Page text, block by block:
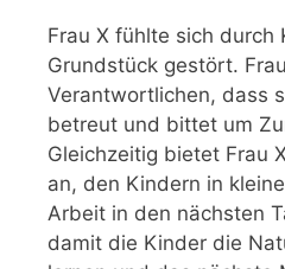
Frau X fühlte sich durch
Grundstück gestört.
Verantwortlichen, dass
betreut und bittet um
Gleichzeitig bietet Frau
an, den Kindern in
Arbeit in den nächsten
damit die Kinder die